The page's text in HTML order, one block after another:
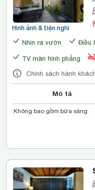
Hình ảnh & tiện nghi
Nhìn ra vườn Điều
TV màn hình phẳng
Chính sách hành
Mô tả
Không bao gồm bữa sáng